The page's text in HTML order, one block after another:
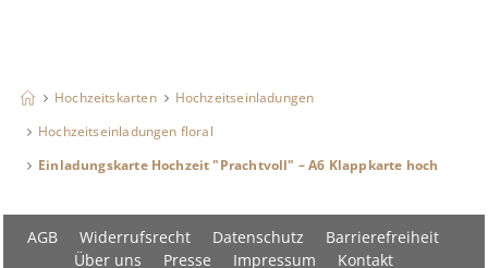
Hochzeitskarten
Hochzeitseinladungen
Hochzeitseinladungen floral
Einladungskarte Hochzeit "Prachtvoll" – A6 Klappkarte hoch
AGB Widerrufsrecht Datenschutz
Barrierefreiheit
Über uns
Presse Impressum Kontakt